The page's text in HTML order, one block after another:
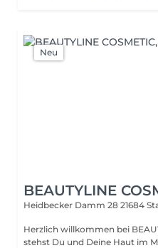
Neu
BEAUTYLINE
Heidbecker Damm 28 21684
Herzlich willkommen bei
stehst Du und Deine Haut im